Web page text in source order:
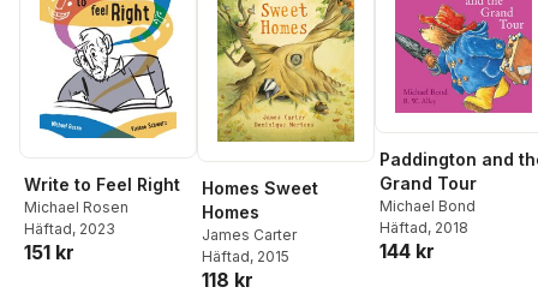
Write to Feel Right
Michael Rosen
Häftad, 2023
151 kr
Homes Sweet
Homes
James Carter
Häftad, 2015
118 kr
Paddington and
Grand Tour
Michael Bond
Häftad, 2018
144 kr